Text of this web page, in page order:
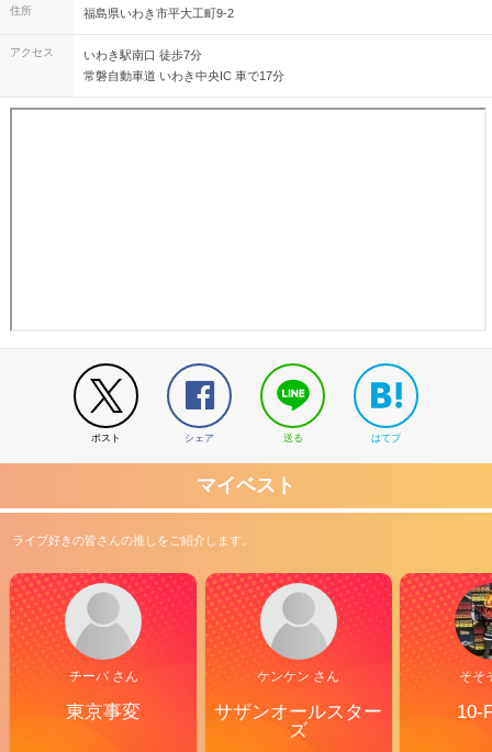
住所 福島県いわき市平大工町9-2
アクセス
いわき駅南口 徒歩7分
常磐自動車道 いわき中央IC 車で17分
ポスト シェア 送る はてブ
マイベスト
ライブ好きの皆さんの推しをご紹介します。
チーバ さん
東京事変
ケンケン さん
サザンオールスター
ズ
そそ
10-